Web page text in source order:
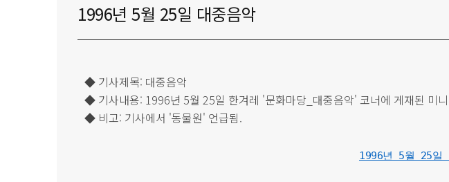
1996년 5월 25일 대중음악
◆ 기사제목: 대중음악
◆ 기사내용: 1996년 5월 25일 한겨레 '문화마당_대중음악' 코너에 게재된 미
◆ 비고: 기사에서 '동물원' 언급됨.
1996년 5월 25